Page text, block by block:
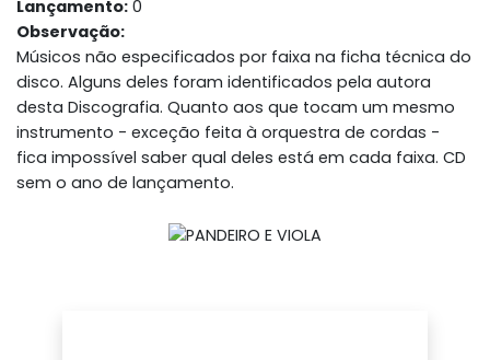
Lançamento: 0
Observação:
Músicos não especificados por faixa na ficha técnica do
disco. Alguns deles foram identificados pela autora
desta Discografia. Quanto aos que tocam um mesmo
instrumento - exceção feita à orquestra de cordas -
fica impossível saber qual deles está em cada faixa. CD
sem o ano de lançamento.